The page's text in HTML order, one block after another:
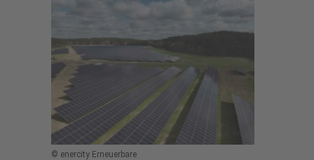
© enercity Erneuerbare